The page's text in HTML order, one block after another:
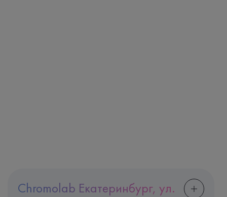
Chromolab Екатеринбург, ул.